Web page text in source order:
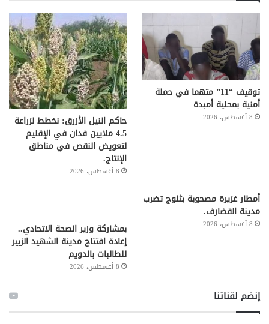
توقيف “11” متهما في حملة
أمنية بمحلية أمبدة
8 أغسطس، 2026 حاكم النيل الأزرق: نخطط لزراعة
4.5 ملايين فدان في الإقليم
لتعويض النقص في مناطق
الإنتاج.
8 أغسطس، 2026
أمطار غزيرة مصحوبة بثلوج تضرب
مدينة القضارف.
8 أغسطس، 2026 بمشاركة وزير الصحة الاتحادي..
إعادة افتتاح مدينة الشهيد الزبير
للطالبات بالدويم
8 أغسطس، 2026
إنضم لقناتنا